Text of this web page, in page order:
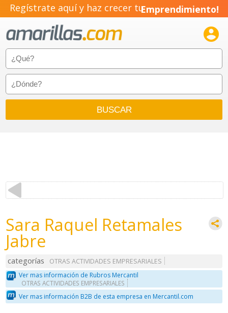
Regístrate aquí y haz crecer tuEmprendimiento!

Sara Raquel Retamales
Jabre
categorías
OTRAS ACTIVIDADES EMPRESARIALES
Ver mas información de Rubros Mercantil
OTRAS ACTIVIDADES EMPRESARIALES
Ver mas información B2B de esta empresa en Mercantil.com